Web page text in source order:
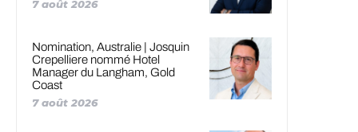
7 août 2026
Nomination, Australie | Josquin
Crepelliere nommé Hotel
Manager du Langham, Gold
Coast
7 août 2026